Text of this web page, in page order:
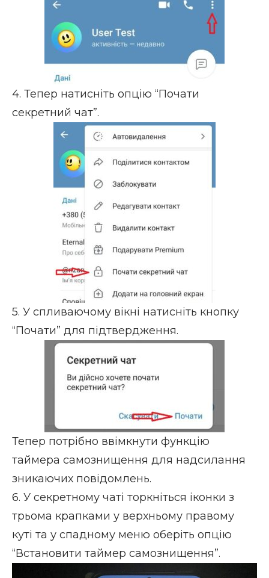
4. Тепер натисніть опцію “Почати
секретний чат”.
5. У спливаючому вікні натисніть кнопку
“Почати” для підтвердження.
Тепер потрібно ввімкнути функцію
таймера самознищення для надсилання
зникаючих повідомлень.
6. У секретному чаті торкніться іконки з
трьома крапками у верхньому правому
куті та у спадному меню оберіть опцію
“Встановити таймер самознищення”.